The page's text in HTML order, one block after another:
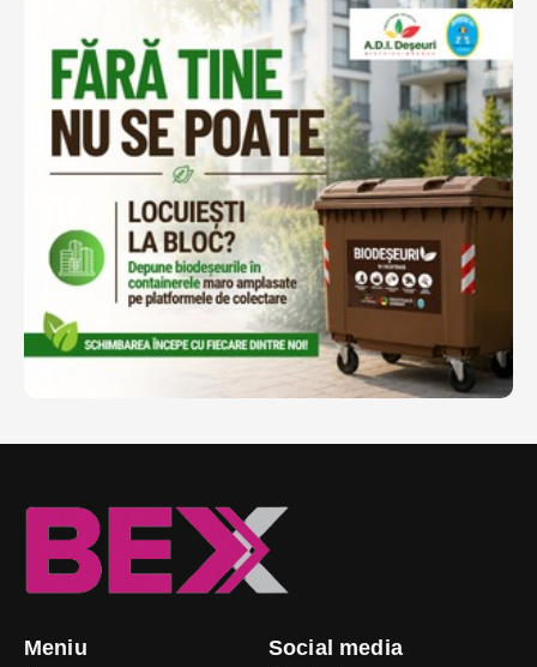
Meniu Social media